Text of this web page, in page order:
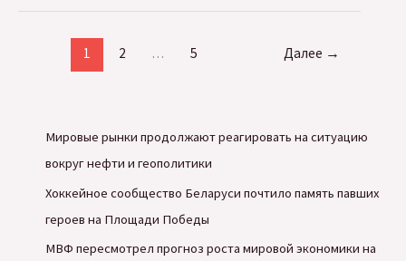
оштрафовать
более
млрд
1 2 … 5 Далее →
Мировые рынки продолжают реагировать на ситуацию
вокруг нефти и геополитики
Хоккейное сообщество Беларуси почтило память павших
героев на Площади Победы
МВФ пересмотрел прогноз роста мировой экономики на